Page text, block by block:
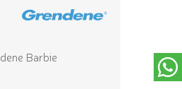
Barbie